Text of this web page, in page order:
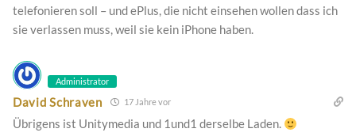
telefonieren soll – und ePlus, die nicht einsehen wollen dass ich
sie verlassen muss, weil sie kein iPhone haben.
Administrator
David Schraven 17 Jahre vor
Übrigens ist Unitymedia und 1und1 derselbe Laden.